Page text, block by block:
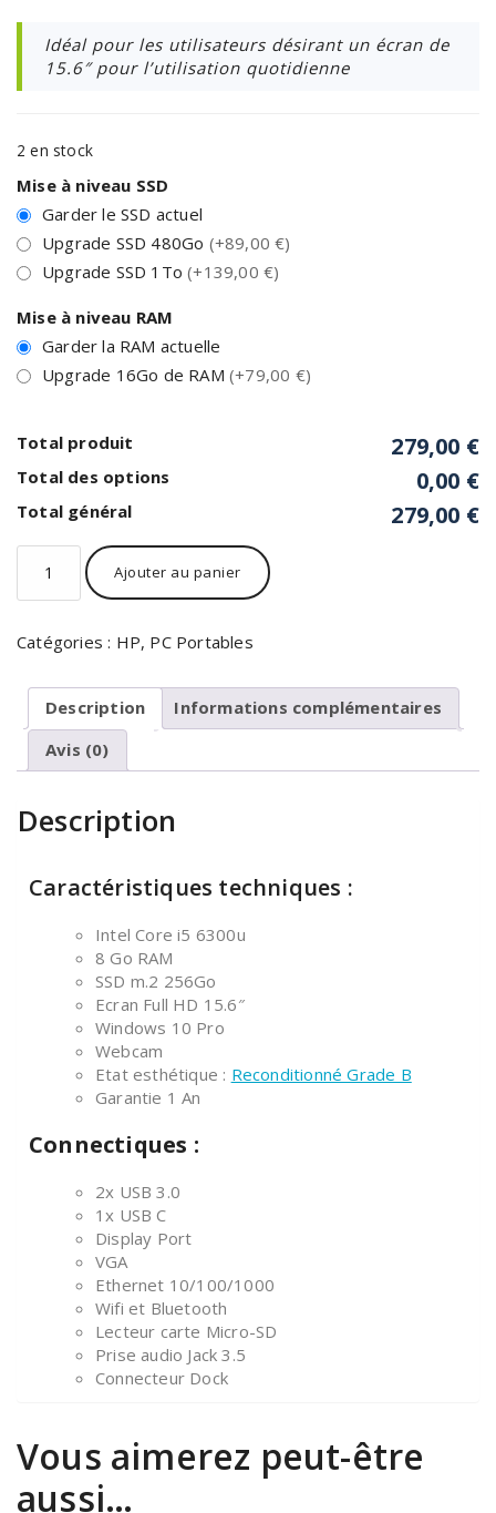
Idéal pour les utilisateurs désirant un écran de
15.6″ pour l’utilisation quotidienne
2 en stock
Mise à niveau SSD
Garder le SSD actuel
Upgrade SSD 480Go (+89,00 €)
Upgrade SSD 1To(+139,00 €)
Mise à niveau RAM
Garder la RAM actuelle
Upgrade 16Go de RAM (+79,00 €)
Total produit 279,00 €
Total des options 0,00 €
Total général 279,00 €
Ajouter au panier
Catégories : HP, PC Portables
Description
Informations complémentaires
Avis (0)
Description
Caractéristiques techniques :
Intel Core i5 6300u
8 Go RAM
SSD m.2 256Go
Ecran Full HD 15.6″
Windows 10 Pro
Webcam
Etat esthétique : Reconditionné Grade B
Garantie 1 An
Connectiques :
2x USB 3.0
1x USB C
Display Port
VGA
Ethernet 10/100/1000
Wifi et Bluetooth
Lecteur carte Micro-SD
Prise audio Jack 3.5
Connecteur Dock
Vous aimerez peut-être
aussi…